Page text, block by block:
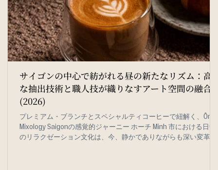
サイゴンの中心で紡がれる昼の新たなリズム：高
な抽出技術と職人技が織りなすアート空間の融合
(2026)
プレミアム・ブランチとスペシャルティコーヒーで紐解く、Ômm
Mixology Saigonの感覚的ジャーニー ホーチ Minh 市における日中
のリラクゼーション文化は、今、静かでありながらも深い変革期